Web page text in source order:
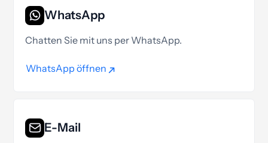
WhatsApp
Chatten Sie mit uns per WhatsApp.
WhatsApp öffnen
E-Mail